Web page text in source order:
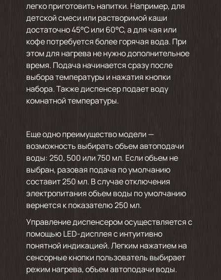
легко приготовить напитки. Например, для
детской смеси или растворимой каши
достаточно 45°С или 60°С, а для чая или
кофе потребуется более горячая вода. При
этом для нагрева не нужно дополнительное
время. Подача начинается сразу после
выбора температуры и нажатия кнопки
набора. Также диспенсер подает воду
комнатной температуры.
Еще одно преимущество модели —
возможность выбирать объем автоподачи
воды: 250, 500 или 750 мл. Если объем не
выбран, разовая подача по умолчанию
составит 250 мл. В случае отключения
электропитания объем воды по умолчанию
вернется к показателю 250 мл.
Управление диспенсером осуществляется с
помощью LED-дисплея с интуитивно
понятной индикацией. Легким нажатием на
сенсорные кнопки пользователь выбирает
режим нагрева, объем автоподачи воды.